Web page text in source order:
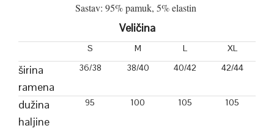
Sastav: 95% pamuk, 5% elastin
Veličina
S M L XL
širina
ramena
36/38 38/40 40/42 42/44
dužina
haljine
95 100 105 105